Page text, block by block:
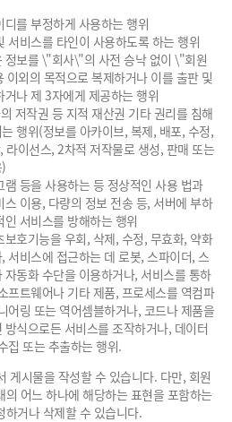
디를 부정하게 사용하는 행위
서비스를 타인이 사용하도록 하는 행위
정보를 \"회사\"의 사전 승낙 없이 \"회원
외의 목적으로 복제하거나 이를 출판 및
거나 제 3자에게 제공하는 행위
저작권 등 지적 재산권 기타 권리를 침해
행위(정보를 아카이브, 복제, 배포, 수정,
라이선스, 2차적 저작물로 생성, 판매 또는
램 등을 사용하는 등 정상적인 사용 법과
스 이용, 다량의 정보 전송 등, 서버에 부하
서비스를 방해하는 행위
보호기능을 우회, 삭제, 수정, 무효화, 약화
서비스에 접근하는 데 로봇, 스파이더, 스
자동화 수단을 이용하거나, 서비스를 통하
프트웨어나 기타 제품, 프로세스를 역컴파
어링 또는 역어셈블하거나, 코드나 제품을
방식으로든 서비스를 조작하거나, 데이터
집 또는 추출하는 행위.
시물을 작성할 수 있습니다. 다만, 회원
의 어느 하나에 해당하는 표현을 포함하는
하거나 삭제할 수 있습니다.